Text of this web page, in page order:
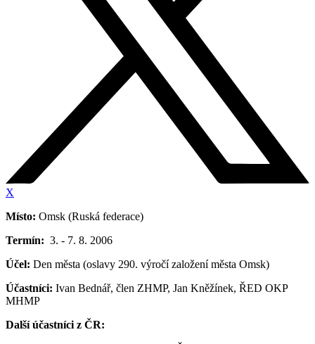
X
Místo: Omsk (Ruská federace)
Termín: 3. - 7. 8. 2006
Účel: Den města (oslavy 290. výročí založení města Omsk)
Účastníci: Ivan Bednář, člen ZHMP, Jan Kněžínek, ŘED OKP
MHMP
Další účastníci z ČR: